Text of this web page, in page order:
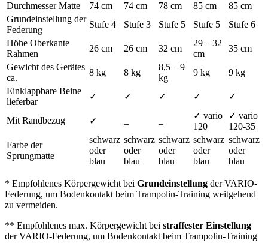
Durchmesser Matte
74 cm 74 cm 78 cm 85 cm
85 cm
Grundeinstellung der
Federung
Stufe 4 Stufe 3 Stufe 5 Stufe 5
Stufe 6
Höhe Oberkante
Rahmen
26 cm 26 cm 32 cm
29 – 32
cm
35 cm
Gewicht des Gerätes
ca.
8 kg 8 kg
8,5 – 9
kg
9 kg
9 kg
Einklappbare Beine
lieferbar
✓ ✓ ✓ ✓ ✓
Mit Randbezug ✓
✓ vario
120
✓ vario
120-35
Farbe der
Sprungmatte
schwarz
oder
blau
schwarz
oder
blau
schwarz
oder
blau
schwarz
oder
blau
schwarz
oder
blau
* Empfohlenes Körpergewicht bei Grundeinstellung der VARIO-
Federung, um Bodenkontakt beim Trampolin-Training weitgehend
zu vermeiden.
** Empfohlenes max. Körpergewicht bei straffester Einstellung
der VARIO-Federung, um Bodenkontakt beim Trampolin-Training